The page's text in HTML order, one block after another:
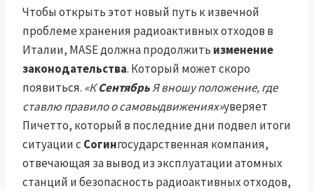
Чтобы открыть этот новый путь к извечной
проблеме хранения радиоактивных отходов в
Италии, MASE должна продолжить изменение
законодательства. Который может скоро
появиться. «КСентябрьЯ вношу положение, где
ставлю правило о самовыдвижениях»уверяет
Пичетто, который в последние дни подвел итоги
ситуации с Согингосударственная компания,
отвечающая за вывод из эксплуатации атомных
станций и безопасность радиоактивных отходов,